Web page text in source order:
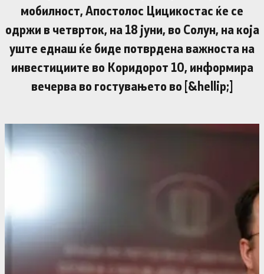
мобилност, Апостолос Цицикостас ќе се
одржи в четврток, на 18 јуни, во Солун, на која
уште еднаш ќе биде потврдена важноста на
инвестициите во Коридорот 10, информира
вечерва во гостувањето во [&hellip;]